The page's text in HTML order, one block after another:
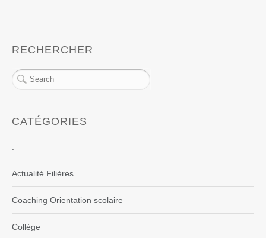
RECHERCHER
CATÉGORIES
Actualité Filières
Coaching Orientation scolaire
Collège